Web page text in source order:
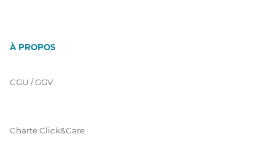
À PROPOS
CGU / GGV
Charte Click&Care